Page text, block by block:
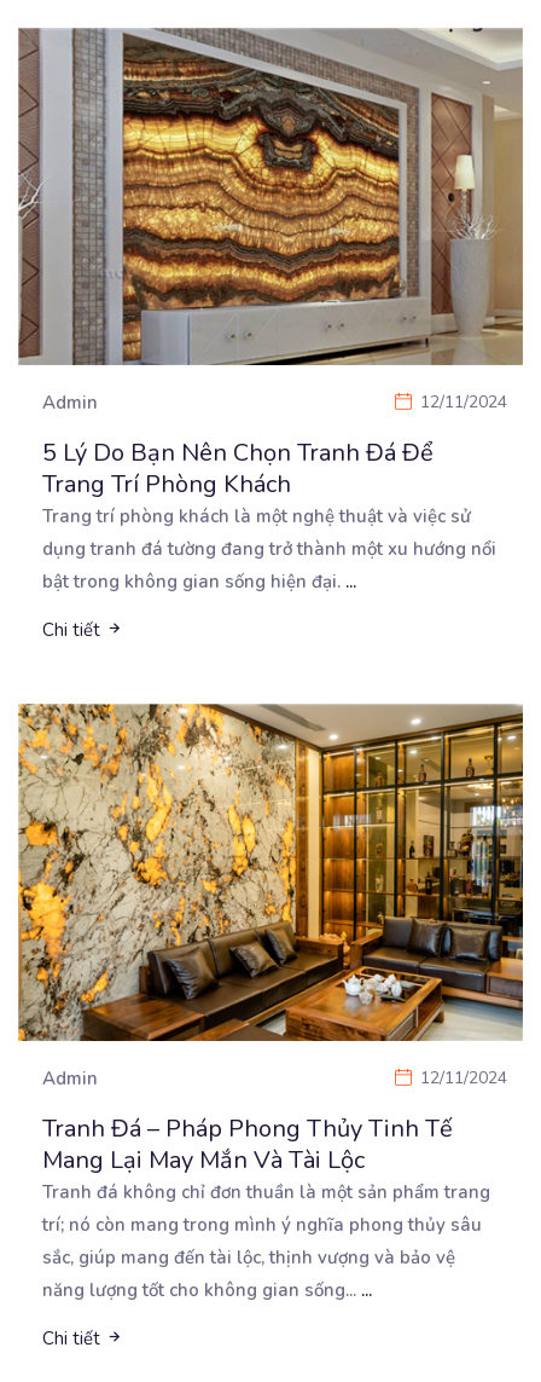
Admin 12/11/2024
5 Lý Do Bạn Nên Chọn Tranh Đá Để
Trang Trí Phòng Khách
Trang trí phòng khách là một nghệ thuật và việc sử
dụng tranh đá tường đang trở thành một xu hướng nổi
bật trong không gian sống hiện đại. ...
Chi tiết
Admin 12/11/2024
Tranh Đá – Pháp Phong Thủy Tinh Tế
Mang Lại May Mắn Và Tài Lộc
Tranh đá không chỉ đơn thuần là một sản phẩm trang
trí; nó còn mang trong mình ý nghĩa phongthủy sâu
sắc, giúp mang đến tài lộc, thịnh vượng và bảo vệ
năng lượng tốt cho không gian sống... ...
Chi tiết